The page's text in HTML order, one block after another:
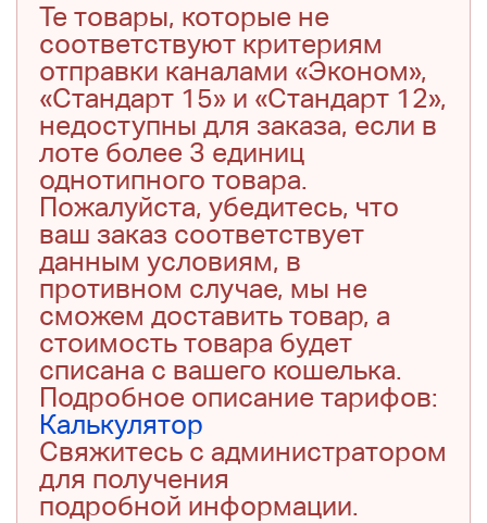
Те товары, которые не
соответствуют критериям
отправки каналами «Эконом»,
«Стандарт 15» и «Стандарт 12»,
недоступны для заказа, если в
лоте более 3 единиц
однотипного товара.
Пожалуйста, убедитесь, что
ваш заказ соответствует
данным условиям, в
противном случае, мы не
сможем доставить товар, а
стоимость товара будет
списана с вашего кошелька.
Подробное описание тарифов:
Калькулятор
Свяжитесь с администратором
для получения
подробной информации.